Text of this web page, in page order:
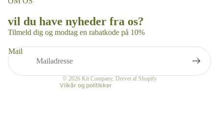
vil du have nyheder fra os?
Tilmeld dig og modtag en rabatkode på 10%
Mail
© 2026 Kit Company, Drevet af Shopify
Vilkår og politikker
Politik om beskyttelse af persondata
Leveringspolitik